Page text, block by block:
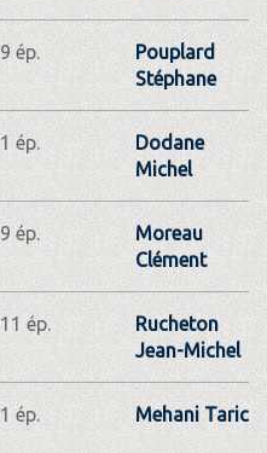
9 ép.
Pouplard
Stéphane
1 ép.
Dodane
Michel
9 ép.
Moreau
Clément
11 ép.
Rucheton
Jean-Michel
1 ép. Mehani Taric